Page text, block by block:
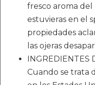
fresco aroma del
estuvieras en el
propiedades
las ojeras
INGREDIENTES
Cuando se trata